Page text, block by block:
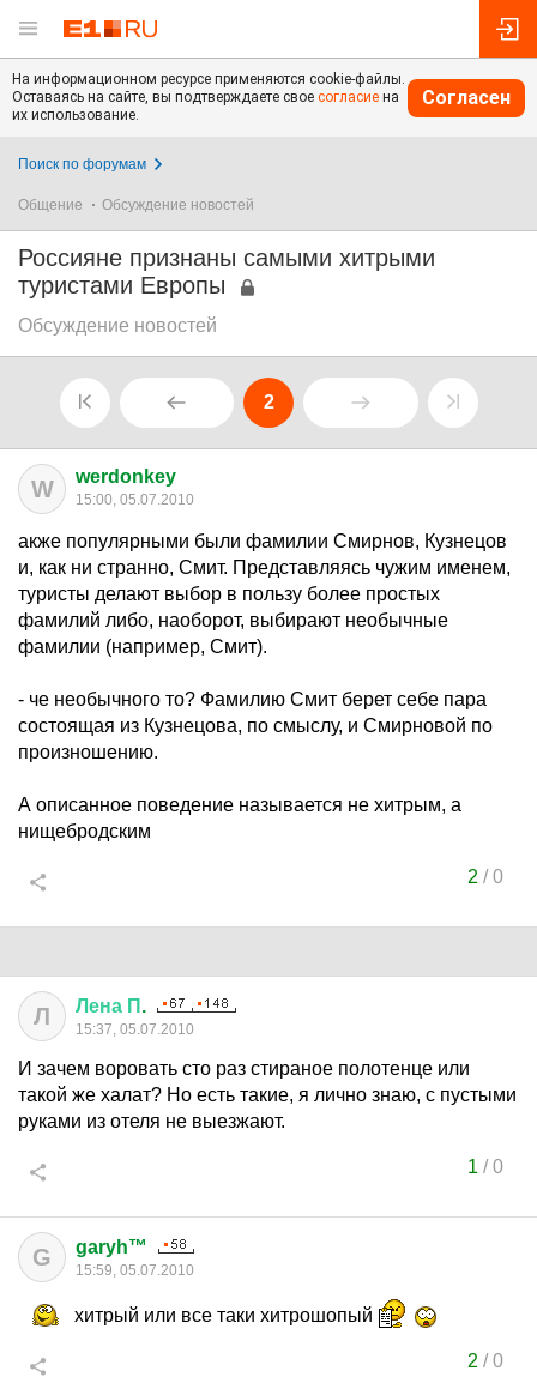
На информационном ресурсе применяются cookie-файлы.
Оставаясь на сайте, вы подтверждаете свое согласие на
их использование.
Согласен
Поиск по форумам
Общение Обсуждение новостей
Россияне признаны самыми хитрыми
туристами Европы
Обсуждение новостей
2
W werdonkey
15:00, 05.07.2010
акже популярными были фамилии Смирнов, Кузнецов
и, как ни странно, Смит. Представляясь чужим именем,
туристы делают выбор в пользу более простых
фамилий либо, наоборот, выбирают необычные
фамилии (например, Смит).
- че необычного то? Фамилию Смит берет себе пара
состоящая из Кузнецова, по смыслу, и Смирновой по
произношению.
А описанное поведение называется не хитрым, а
нищебродским
2 /0
Л Лена П .
15:37, 05.07.2010
И зачем воровать сто раз стираное полотенце или
такой же халат? Но есть такие, я лично знаю, с пустыми
руками из отеля не выезжают.
1 /0
G garyh™
15:59, 05.07.2010
хитрый или все таки хитрошопый
2 /0